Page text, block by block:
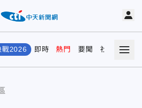
戰2026 即時 熱門 要聞 社會 娛樂